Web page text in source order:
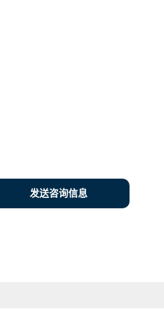
发送咨询信息